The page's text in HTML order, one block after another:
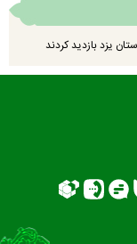
یزد بازدید کردند